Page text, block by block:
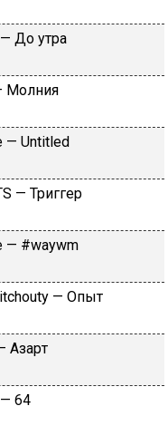
Дo утpa
Moлния
— Untitlеd
— Tpиггep
— #wаywm
— Oпыт
Aзapт
64